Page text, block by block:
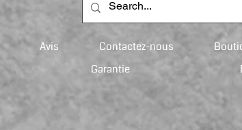
Avis Contactez-nous
Garantie